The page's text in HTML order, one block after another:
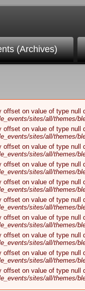
(Archives)
offset on value of type null
sites/all/themes/
offset on value of type null
sites/all/themes/
offset on value of type null
sites/all/themes/
offset on value of type null
sites/all/themes/
offset on value of type null
sites/all/themes/
offset on value of type null
sites/all/themes/
offset on value of type null
sites/all/themes/
offset on value of type null
sites/all/themes/
offset on value of type null
sites/all/themes/
offset on value of type null
sites/all/themes/